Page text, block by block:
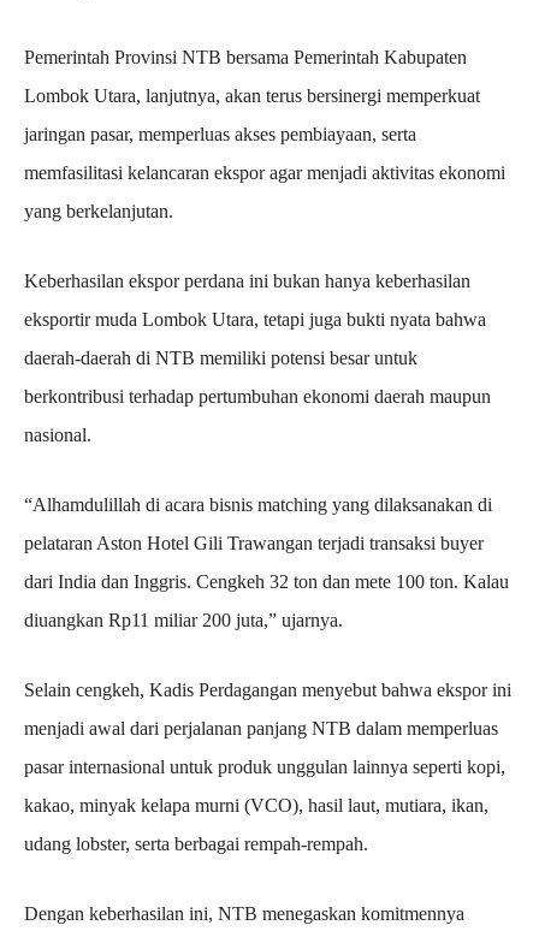
Pemerintah Provinsi NTB bersama Pemerintah Kabupaten
Lombok Utara, lanjutnya, akan terus bersinergi memperkuat
jaringan pasar, memperluas akses pembiayaan, serta
memfasilitasi kelancaran ekspor agar menjadi aktivitas ekonomi
yang berkelanjutan.
Keberhasilan ekspor perdana ini bukan hanya keberhasilan
eksportir muda Lombok Utara, tetapi juga bukti nyata bahwa
daerah-daerah di NTB memiliki potensi besar untuk
berkontribusi terhadap pertumbuhan ekonomi daerah maupun
nasional.
“Alhamdulillah di acara bisnis matching yang dilaksanakan di
pelataran Aston Hotel Gili Trawangan terjadi transaksi buyer
dari India dan Inggris. Cengkeh 32 ton dan mete 100 ton. Kalau
diuangkan Rp11 miliar 200 juta,” ujarnya.
Selain cengkeh, Kadis Perdagangan menyebut bahwa ekspor ini
menjadi awal dari perjalanan panjang NTB dalam memperluas
pasar internasional untuk produk unggulan lainnya seperti kopi,
kakao, minyak kelapa murni (VCO), hasil laut, mutiara, ikan,
udang lobster, serta berbagai rempah-rempah.
Dengan keberhasilan ini, NTB menegaskan komitmennya